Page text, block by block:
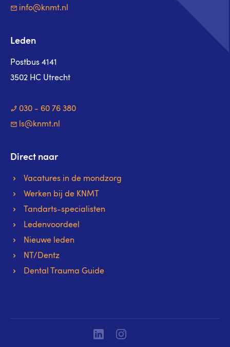
info@knmt.nl
Leden
Postbus 4141
3502 HC Utrecht
030 - 60 76 380
ls@knmt.nl
Direct naar
Vacatures in de mondzorg
Werken bij de KNMT
Tandarts-specialisten
Ledenvoordeel
Nieuwe leden
NT/Dentz
Dental Trauma Guide
Linkedin